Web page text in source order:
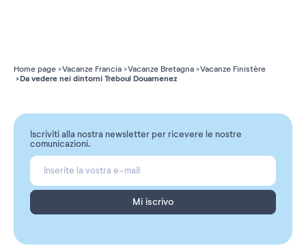
Home page Vacanze Francia Vacanze Bretagna Vacanze Finistère
Da vedere nei dintorni Tréboul Douarnenez
Iscriviti alla nostra newsletter per ricevere le nostre
comunicazioni.
Mi iscrivo